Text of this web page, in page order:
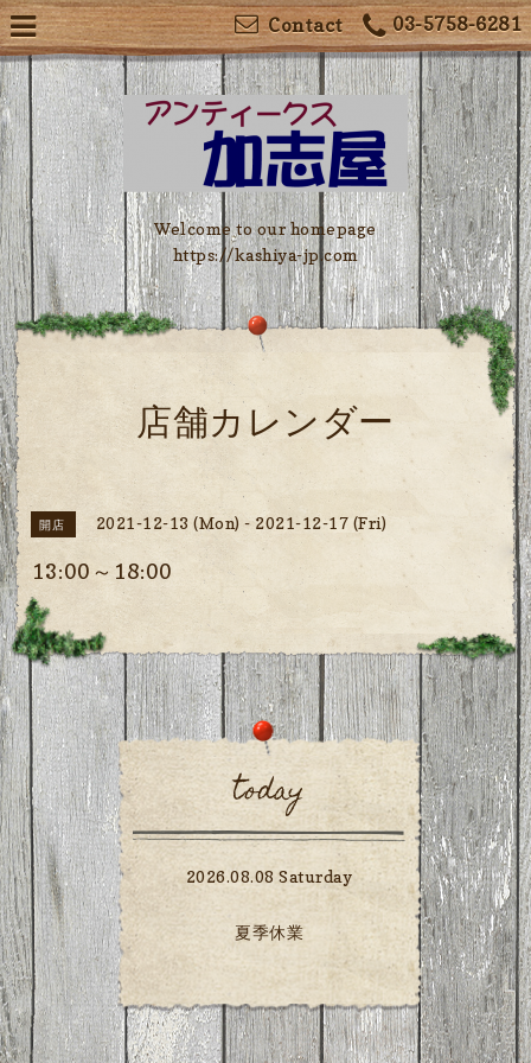
03-5758-6281
Contact
Welcome to our homepage
https://kashiya-jp.com
店舗カレンダー
開店 2021-12-13 (Mon) - 2021-12-17 (Fri)
13:00～18:00
today
2026.08.08 Saturday
夏季休業